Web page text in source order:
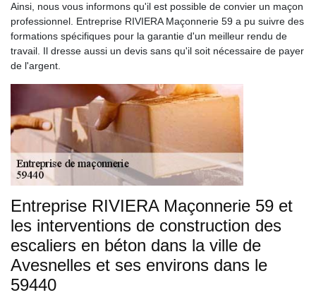
Ainsi, nous vous informons qu'il est possible de convier un maçon
professionnel. Entreprise RIVIERA Maçonnerie 59 a pu suivre des
formations spécifiques pour la garantie d'un meilleur rendu de
travail. Il dresse aussi un devis sans qu'il soit nécessaire de payer
de l'argent.
Entreprise RIVIERA Maçonnerie 59 et
les interventions de construction des
escaliers en béton dans la ville de
Avesnelles et ses environs dans le
59440